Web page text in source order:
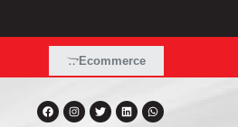
Ecommerce